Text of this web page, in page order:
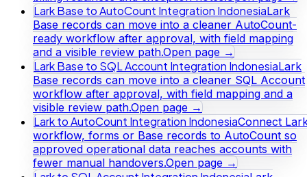
Lark Base to AutoCount Integration IndonesiaLark
Base records can move into a cleaner AutoCount-
ready workflow after approval, with field mapping
and a visible review path.Open page →
Lark Base to SQL Account Integration IndonesiaLark
Base records can move into a cleaner SQL Account
workflow after approval, with field mapping and a
visible review path.Open page →
Lark to AutoCount Integration IndonesiaConnect
workflow, forms or Base records to AutoCount so
approved operational data reaches accounts with
fewer manual handovers.Open page →